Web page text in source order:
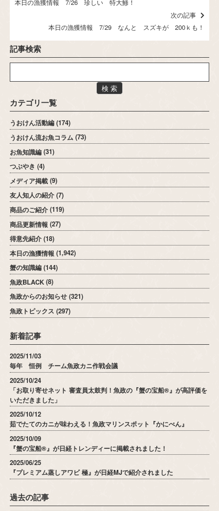
本日の漁獲情報 7/26 珍しい 特大鯵！
次の記事
本日の漁獲情報 7/29 なんと スズキが 200ｋも！
記事検索
検 索
カテゴリ一覧
うおけん活動編 (174)
うおけん流お魚コラム (73)
お魚知識編 (31)
つぶやき (4)
メディア掲載 (9)
友人知人の紹介 (7)
商品のご紹介 (119)
商品更新情報 (27)
得意先紹介 (18)
本日の漁獲情報 (1,942)
蟹の知識編 (144)
魚政BLACK (8)
魚政からのお知らせ (321)
魚政トピックス (297)
新着記事
2025/11/03
毎年 恒例 チーム魚政カニ作戦会議
2025/10/24
「お取り寄せネット 審査員太鼓判！魚政の『蟹の宝船®』が高評価を
いただきました」
2025/10/12
茹でたてのカニが味わえる！魚政マリンスポット『かにべん』
2025/10/09
『蟹の宝船®』が日経トレンディーに掲載されました！
2025/06/25
『プレミアム蒸しアワビ 極』が日経MJで紹介されました
過去の記事